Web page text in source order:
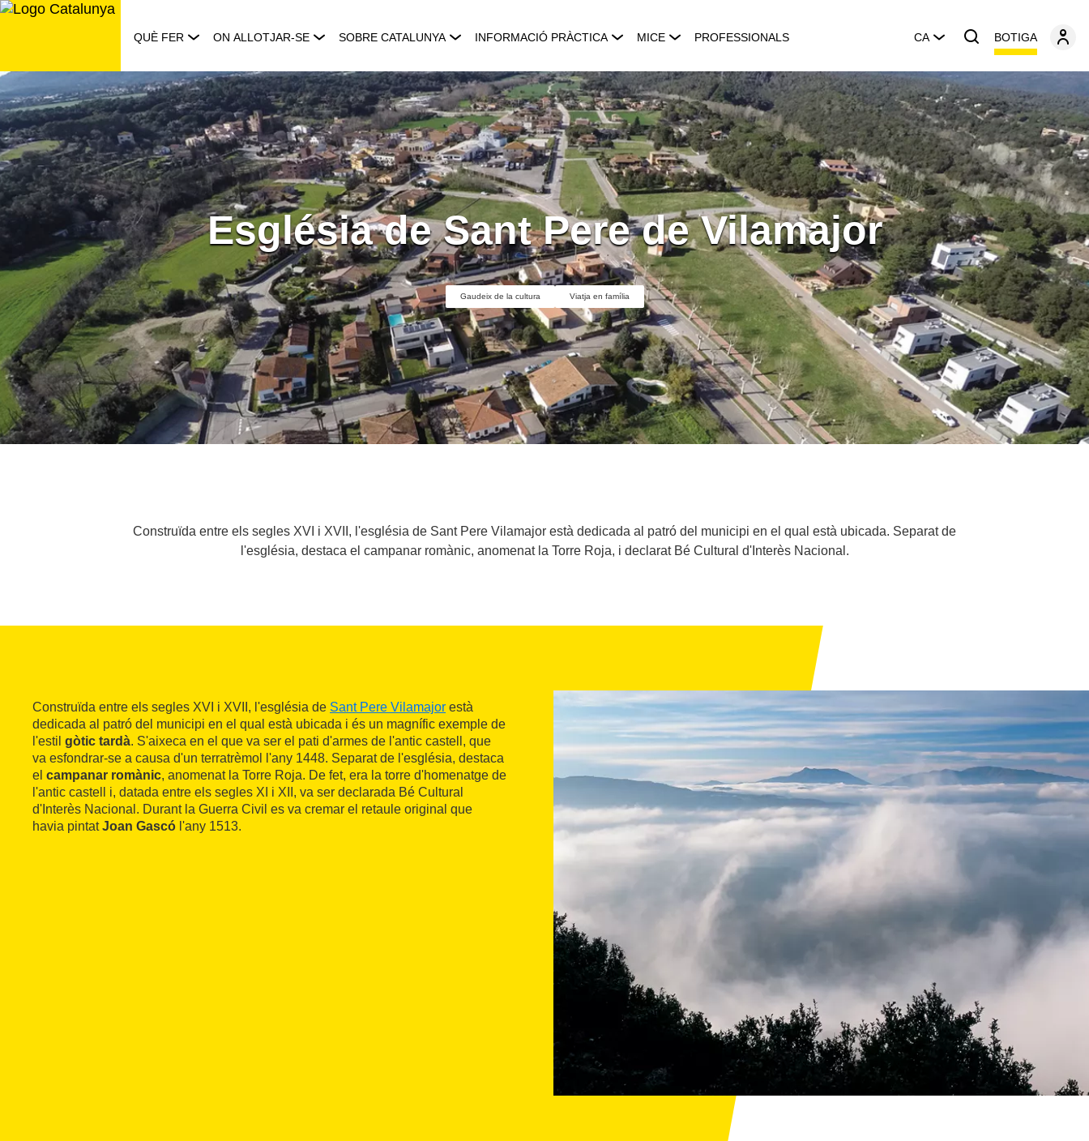
Saltar
QUÈ FER ON ALLOTJAR-SE SOBRE CATALUNYA INFORMACIÓ PRÀCTICA MICE PROFESSIONALS CA BOTIGA
Església de Sant Pere de Vilamajor
Gaudeix de la cultura Viatja en família
Construïda entre els segles XVI i XVII, l'església de Sant Pere Vilamajor està dedicada al patró del municipi en el qual està ubicada. Separat de
l'església, destaca el campanar romànic, anomenat la Torre Roja, i declarat Bé Cultural d'Interès Nacional.
Construïda entre els segles XVI i XVII, l'església de Sant Pere Vilamajor està
dedicada al patró del municipi en el qual està ubicada i és un magnífic exemple de
l'estil gòtic tardà. S'aixeca en el que va ser el pati d'armes de l'antic castell, que
va esfondrar-se a causa d'un terratrèmol l'any 1448. Separat de l'església, destaca
el campanar romànic, anomenat la Torre Roja. De fet, era la torre d'homenatge de
l'antic castell i, datada entre els segles XI i XII, va ser declarada Bé Cultural
d'Interès Nacional. Durant la Guerra Civil es va cremar el retaule original que
havia pintatJoan Gascó l'any 1513.